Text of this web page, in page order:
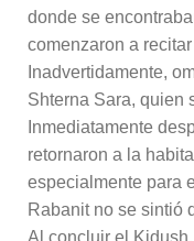
donde se
comenzaron a
Inadvertidamente,
Shterna Sara, quien
Inmediatamente
retornaron a la
especialmente para
Rabanit no se sintió
Al concluir el